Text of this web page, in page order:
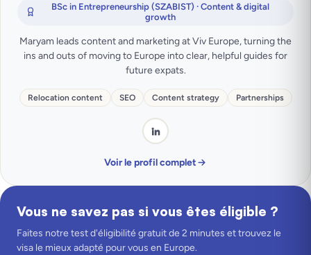
BSc in Entrepreneurship (SZABIST) · Content & digital
growth
Maryam leads content and marketing at Viv Europe, turning the
ins and outs of moving to Europe into clear, helpful guides for
future expats.
Relocation content SEO Content strategy Partnerships
Voir le profil complet
Vous ne savez pas si vous êtes éligible ?
Faites notre test d'éligibilité gratuit de 2 minutes et trouvez le
visa le mieux adapté pour vous en Europe.